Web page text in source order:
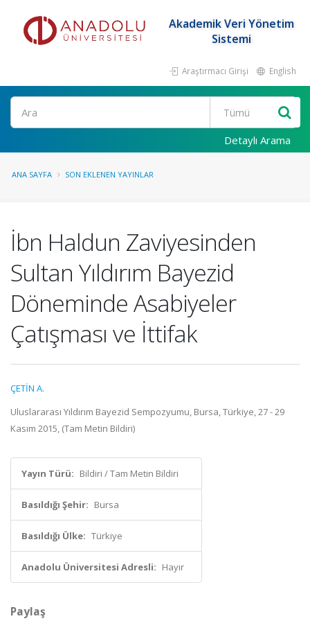
Akademik Veri Yönetim
Sistemi
Araştırmacı Girişi English
Ara
Detaylı Arama
ANA SAYFA SON EKLENEN YAYINLAR
İbn Haldun Zaviyesinden
Sultan Yıldırım Bayezid
Döneminde Asabiyeler
Çatışması ve İttifak
ÇETİN A.
Uluslararası Yıldırım Bayezid Sempozyumu, Bursa, Türkiye, 27 - 29
Kasım 2015, (Tam Metin Bildiri)
Yayın Türü: Bildiri / Tam Metin Bildiri
Basıldığı Şehir: Bursa
Basıldığı Ülke: Türkiye
Anadolu Üniversitesi Adresli: Hayır
Paylaş